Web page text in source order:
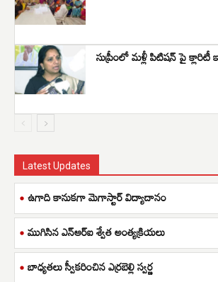
సుప్రీంలో మళ్లీ పిటిషన్ పై క్లారిటీ
Latest Updates
ఉగాది కానుకగా మెగాస్టార్ విద్యాదానం
ముగిసిన ఎన్ఆర్ఐ శ్వేత అంత్యక్రియలు
బాధ్యతలు స్వీకరించిన ఎర్రబెల్లి స్వర్ణ